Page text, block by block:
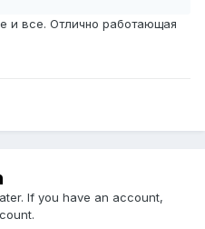
и все. Отлично работающая
If you have an account,